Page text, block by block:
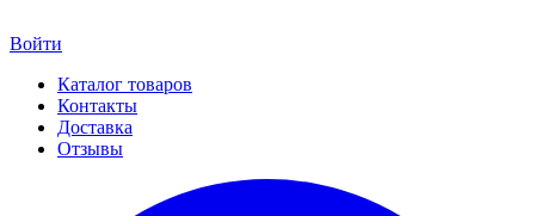
Войти
Каталог товаров
Контакты
Доставка
Отзывы